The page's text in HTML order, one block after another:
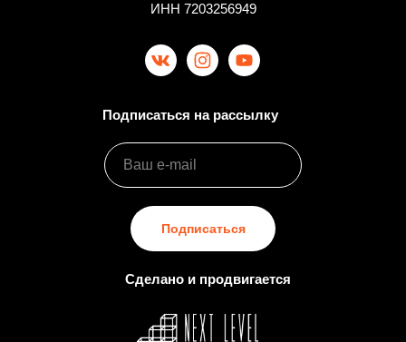
Купить билеты
ИНН 7203256949
Подписаться
Подписаться на рассылку
Сделано и продвигается